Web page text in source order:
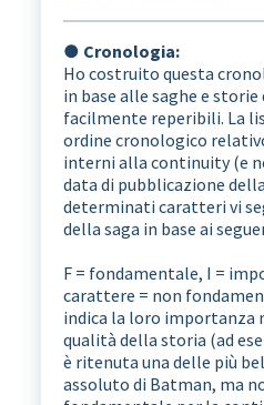
● Cronologia:
Ho costruito questa
in base alle saghe e
facilmente reperibili. La
ordine cronologico
interni alla continuity (e
data di pubblicazione
determinati caratteri vi
della saga in base ai
F = fondamentale, I =
carattere = non
indica la loro importanza
qualità della storia (ad
è ritenuta una delle più
assoluto di Batman, ma